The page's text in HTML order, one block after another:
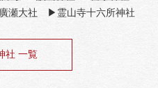
廣瀬大社 ▶霊山寺十六所神社
社 一覧